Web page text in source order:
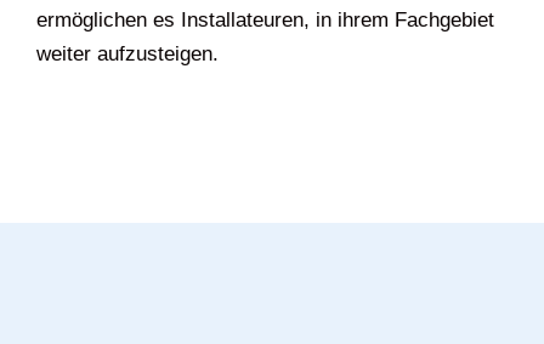
ermöglichen es Installateuren, in ihrem Fachgebiet
weiter aufzusteigen.